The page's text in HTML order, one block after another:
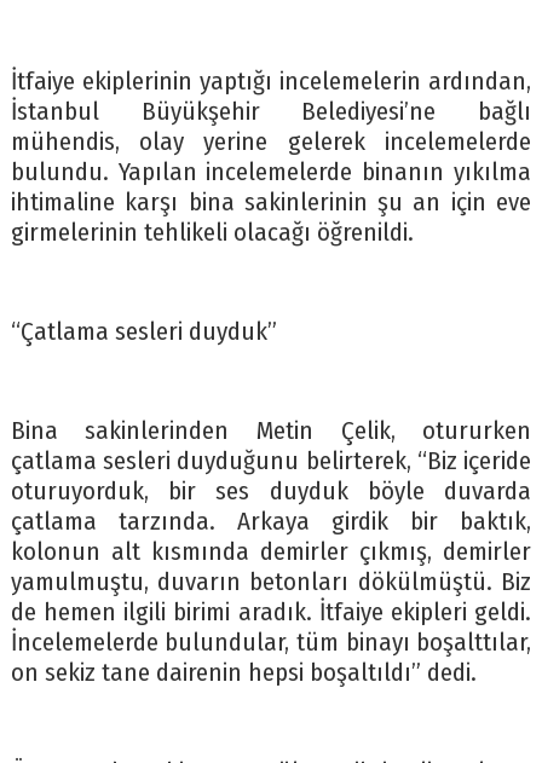
İtfaiye ekiplerinin yaptığı incelemelerin ardından,
İstanbul Büyükşehir Belediyesi’ne bağlı
mühendis, olay yerine gelerek incelemelerde
bulundu. Yapılan incelemelerde binanın yıkılma
ihtimaline karşı bina sakinlerinin şu an için eve
girmelerinin tehlikeli olacağı öğrenildi.
“Çatlama sesleri duyduk”
Bina sakinlerinden Metin Çelik, otururken
çatlama sesleri duyduğunu belirterek, “Biz içeride
oturuyorduk, bir ses duyduk böyle duvarda
çatlama tarzında. Arkaya girdik bir baktık,
kolonun alt kısmında demirler çıkmış, demirler
yamulmuştu, duvarın betonları dökülmüştü. Biz
de hemen ilgili birimi aradık. İtfaiye ekipleri geldi.
İncelemelerde bulundular, tüm binayı boşalttılar,
on sekiz tane dairenin hepsi boşaltıldı” dedi.